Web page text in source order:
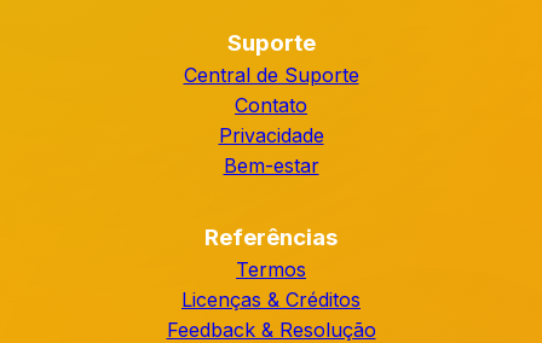
Suporte
Central de Suporte
Contato
Privacidade
Bem-estar
Referências
Termos
Licenças & Créditos
Feedback & Resolução